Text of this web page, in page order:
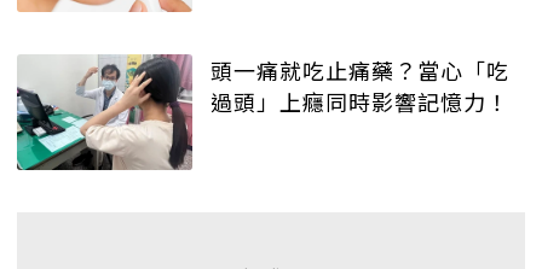
頭一痛就吃止痛藥？當心「吃
過頭」上癮同時影響記憶力！